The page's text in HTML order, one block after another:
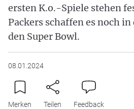
ersten K.o.-Spiele stehen
Packers schaffen es noch in
den Super Bowl.
08.01.2024
Merken Teilen Feedback